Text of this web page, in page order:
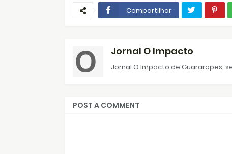
Compartilhar
Jornal O Impacto
Jornal O Impacto de Guararapes,
POST A COMMENT